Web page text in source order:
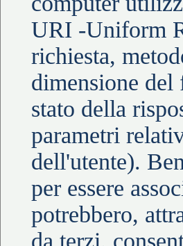
URI -Uniform
richiesta,
dimensione
stato della
parametri
dell'utente).
per essere
potrebbero,
da terzi,